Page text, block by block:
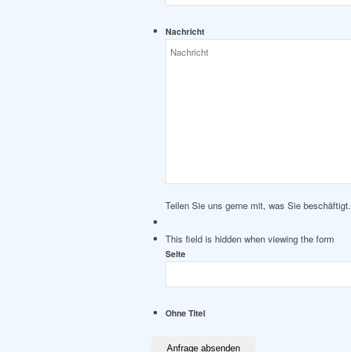
Nachricht
Teilen Sie uns gerne mit, was Sie beschäftigt.
This field is hidden when viewing the form
Seite
Ohne Titel